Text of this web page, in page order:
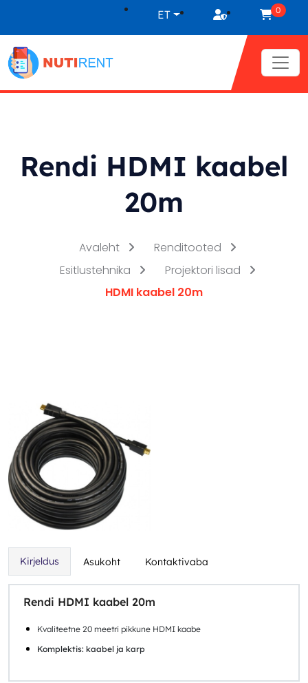
ET 0
Rendi HDMI kaabel
20m
Avaleht
Renditooted
Esitlustehnika
Projektori lisad
HDMI kaabel 20m
Kirjeldus Asukoht Kontaktivaba
Rendi HDMI kaabel 20m
Kvaliteetne 20 meetri pikkune HDMI kaabe
Komplektis: kaabel ja karp